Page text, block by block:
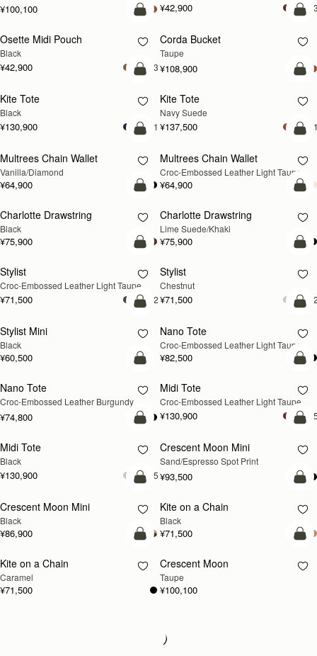
¥100,100 ¥42,900
カートに追加
Osette Midi Pouch
Black
¥42,900 +3
カ
Corda Bucket
Taupe
¥108,900
カートに追加
Kite Tote
Black
¥130,900 +1
新登場
カ
Kite Tote
Navy Suede
¥137,500
カートに追加
Multrees Chain Wallet
Vanilla/Diamond
¥64,900
新登場
カ
Multrees Chain Wallet
Croc-Embossed Leather Light Taupe
¥64,900
カートに追加
Charlotte Drawstring
Black
¥75,900
カ
Charlotte Drawstring
Lime Suede/Khaki
¥75,900
新登場
カートに追加
Stylist
Croc-Embossed Leather Light Taupe
¥71,500 +2
カ
Stylist
Chestnut
¥71,500
カートに追加
Stylist Mini
Black
¥60,500
新登場
カ
Nano Tote
Croc-Embossed Leather Light Taupe
¥82,500
カートに追加
Nano Tote
Croc-Embossed Leather Burgundy
¥74,800
新登場
カ
Midi Tote
Croc-Embossed Leather Light Taupe
¥130,900
カートに追加
Midi Tote
Black
¥130,900 +5
カ
Crescent Moon Mini
Sand/Espresso Spot Print
¥93,500
カートに追加
Crescent Moon Mini
Black
¥86,900
カ
Kite on a Chain
Black
¥71,500
新登場
カートに追加
Kite on a Chain
Caramel
¥71,500
新登場
カ
Crescent Moon
Taupe
¥100,100
Loading
Loading...